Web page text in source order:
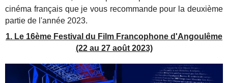
cinéma français que je vous recommande pour la deuxième
partie de l'année 2023.
1. Le 16ème Festival du Film Francophone d'Angoulême
(22 au 27 août 2023)